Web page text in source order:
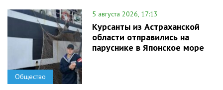
Общество
5 августа 2026, 17:13
Курсанты из Астраханской
области отправились на
паруснике в Японское море